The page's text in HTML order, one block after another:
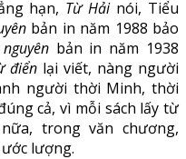
hạn, Từ Hảinói, Tiểu
bản in năm 1988 bảo
bản in năm 1938
điểnlại viết, nàng người
người thời Minh, thời
cả, vì mỗi sách lấy từ
trong văn chương,
lượng.